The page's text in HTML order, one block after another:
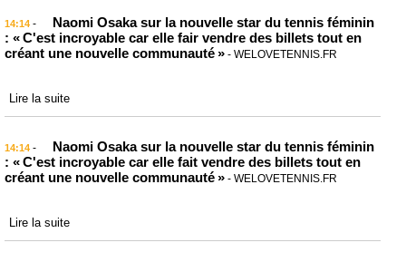
14:14 -
Naomi Osaka sur la nouvelle star du tennis féminin
: « C'est incroyable car elle fair vendre des billets tout en
créant une nouvelle communauté » - WELOVETENNIS.FR
Lire la suite
14:14 -
Naomi Osaka sur la nouvelle star du tennis féminin
: « C'est incroyable car elle fait vendre des billets tout en
créant une nouvelle communauté » - WELOVETENNIS.FR
Lire la suite